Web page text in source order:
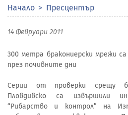
Начало Пресцентър
14 Февруари 2011
300 метра бракониерски мрежи
през почивните дни
Серии от проверки срещу
Пловдивско са извършили
“Рибарство и контрол” на